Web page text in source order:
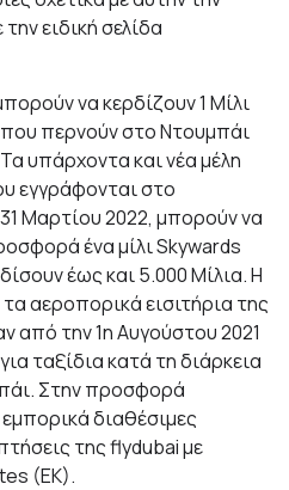
τηνειδική σελίδα
να κερδίζουν 1 Μίλι
περνούν στο Ντουμπάι
υπάρχοντα και νέα μέλη
εγγράφονται στο
Μαρτίου 2022, μπορούν να
ένα μίλι Skywards
έως και 5.000 Μίλια. Η
αεροπορικά εισιτήρια της
από την 1η Αυγούστου 2021
ταξίδια κατά τη διάρκεια
Στην προσφορά
διαθέσιμες
της flydubai με
(EK).